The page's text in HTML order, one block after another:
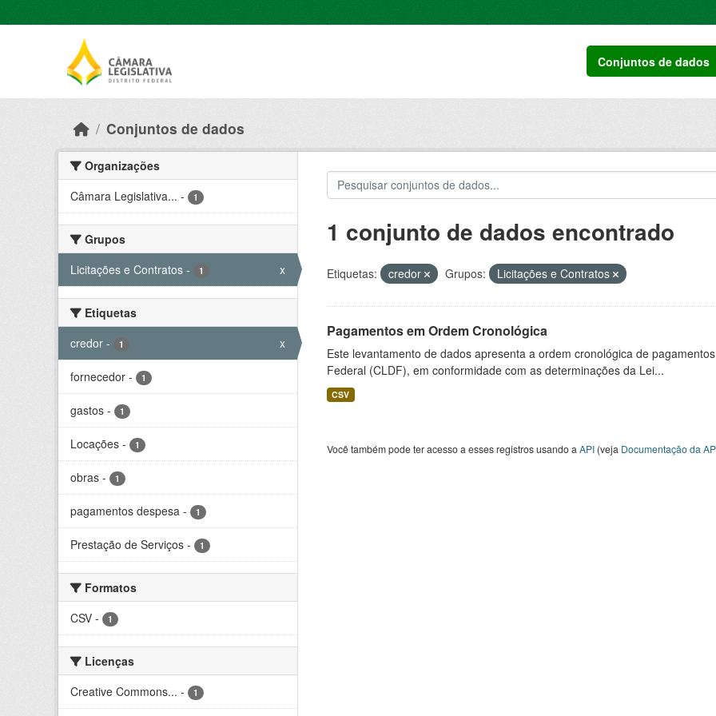
Conjuntos de dados
Conjuntos de dados
Organizações
Câmara Legislativa... - 1
Grupos
Licitações e Contratos - 1 x
Etiquetas
credor - 1 x
fornecedor - 1
gastos - 1
Locações - 1
obras - 1
pagamentos despesa - 1
Prestação de Serviços - 1
Formatos
CSV - 1
Licenças
Creative Commons... - 1
1 conjunto de dados encontrado
Etiquetas: credor Grupos: Licitações e Contratos
Pagamentos em Ordem Cronológica
Este levantamento de dados apresenta a ordem cronológica de
Federal (CLDF), em conformidade com as determinações da Lei...
CSV
Você também pode ter acesso a esses registros usando a API(veja Documentação da